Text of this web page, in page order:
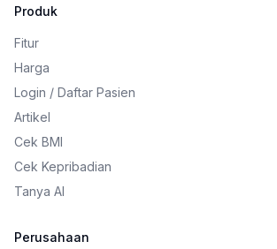
Produk
Fitur
Harga
Login / Daftar Pasien
Artikel
Cek BMI
Cek Kepribadian
Tanya AI
Perusahaan